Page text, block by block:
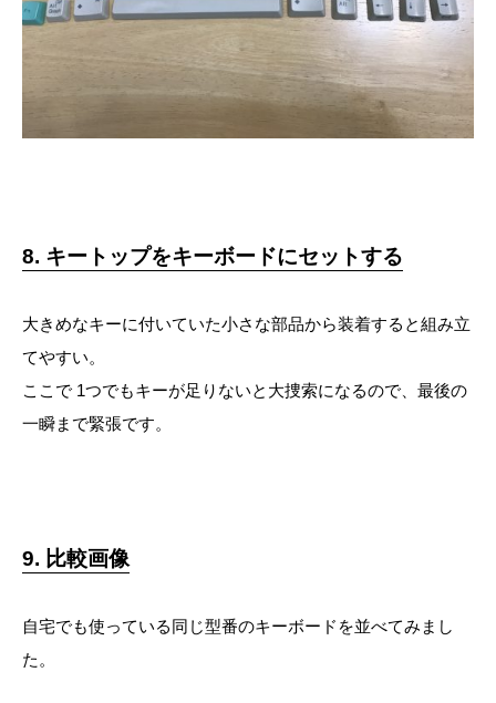
8. キートップをキーボードにセットする
大きめなキーに付いていた小さな部品から装着すると組み立
てやすい。
ここで 1つでもキーが足りないと大捜索になるので、最後の
一瞬まで緊張です。
9. 比較画像
自宅でも使っている同じ型番のキーボードを並べてみまし
た。